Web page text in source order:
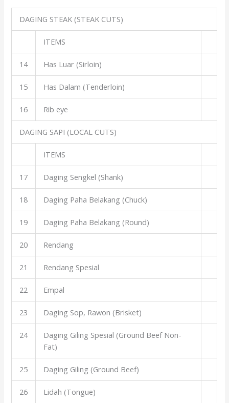
DAGING STEAK (STEAK CUTS)
ITEMS
14 Has Luar (Sirloin)
15 Has Dalam (Tenderloin)
16 Rib eye
DAGING SAPI (LOCAL CUTS)
ITEMS
17 Daging Sengkel (Shank)
18 Daging Paha Belakang (Chuck)
19 Daging Paha Belakang (Round)
20 Rendang
21 Rendang Spesial
22 Empal
23 Daging Sop, Rawon (Brisket)
24
Daging Giling Spesial (Ground Beef Non-
Fat)
25 Daging Giling (Ground Beef)
26 Lidah (Tongue)